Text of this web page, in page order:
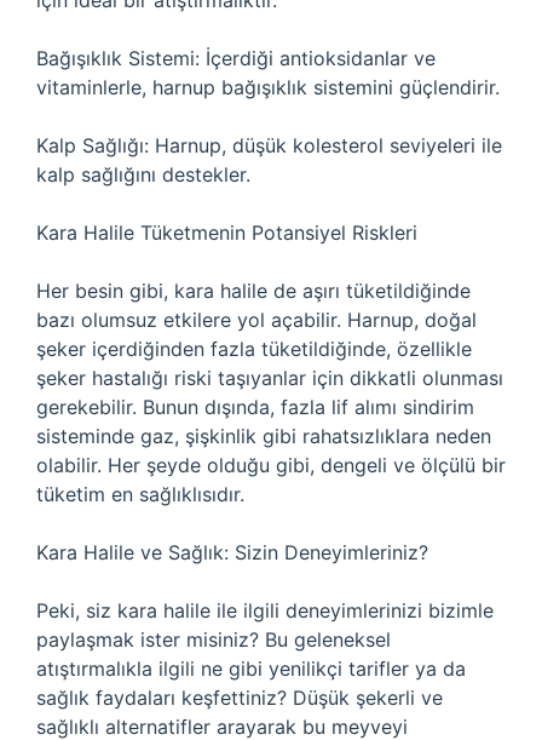
Bağışıklık Sistemi: İçerdiği antioksidanlar ve
vitaminlerle, harnup bağışıklık sistemini güçlendirir.
Kalp Sağlığı: Harnup, düşük kolesterol seviyeleri ile
kalp sağlığını destekler.
Kara Halile Tüketmenin Potansiyel Riskleri
Her besin gibi, kara halile de aşırı tüketildiğinde
bazı olumsuz etkilere yol açabilir. Harnup, doğal
şeker içerdiğinden fazla tüketildiğinde, özellikle
şeker hastalığı riski taşıyanlar için dikkatli olunması
gerekebilir. Bunun dışında, fazla lif alımı sindirim
sisteminde gaz, şişkinlik gibi rahatsızlıklara neden
olabilir. Her şeyde olduğu gibi, dengeli ve ölçülü bir
tüketim en sağlıklısıdır.
Kara Halile ve Sağlık: Sizin Deneyimleriniz?
Peki, siz kara halile ile ilgili deneyimlerinizi bizimle
paylaşmak ister misiniz? Bu geleneksel
atıştırmalıkla ilgili ne gibi yenilikçi tarifler ya da
sağlık faydaları keşfettiniz? Düşük şekerli ve
sağlıklı alternatifler arayarak bu meyveyi